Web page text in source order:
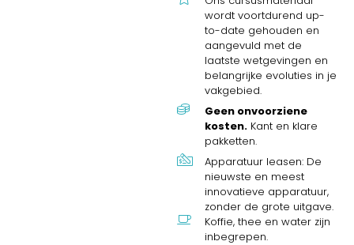
wordt voortdurend up-
to-date gehouden en
aangevuld met de
laatste wetgevingen en
belangrijke evoluties in je
vakgebied.
Geen onvoorziene
kosten. Kant en klare
pakketten.
Apparatuur leasen: De
nieuwste en meest
innovatieve apparatuur,
zonder de grote uitgave.
Koffie, thee en water zijn
inbegrepen.